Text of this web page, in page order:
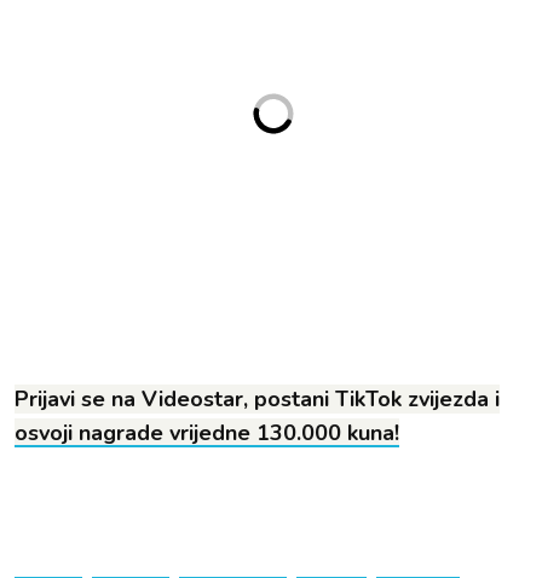
Prijavi se na Videostar, postani TikTok zvijezda i
osvoji nagrade vrijedne 130.000 kuna!